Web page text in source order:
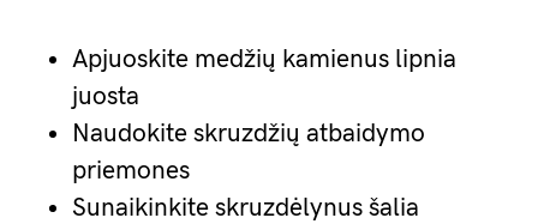
Apjuoskite medžių kamienus lipnia
juosta
Naudokite skruzdžių atbaidymo
priemones
Sunaikinkite skruzdėlynus šalia